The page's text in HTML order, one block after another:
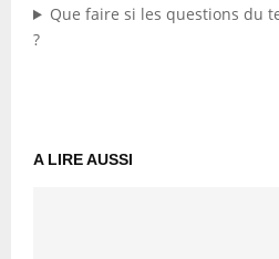
Que faire si les questions du
?
A LIRE AUSSI